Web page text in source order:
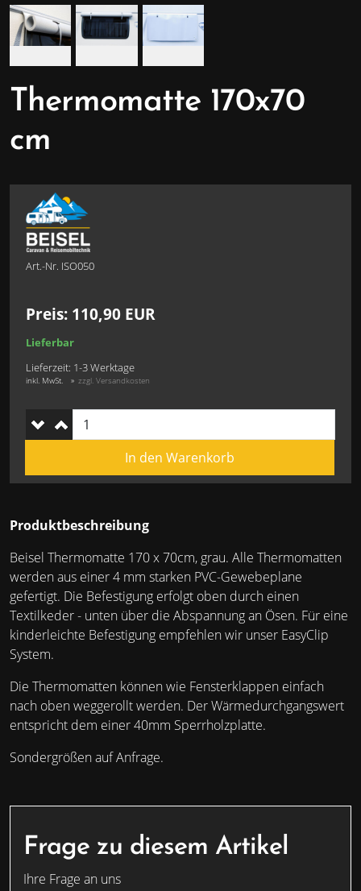
Thermomatte 170x70
cm
Art.-Nr. ISO050
Preis: 110,90 EUR
Lieferbar
Lieferzeit: 1-3 Werktage
inkl. MwSt. zzgl. Versandkosten
Produktbeschreibung
Beisel Thermomatte 170 x 70cm, grau. Alle Thermomatten
werden aus einer 4 mm starken PVC-Gewebeplane
gefertigt. Die Befestigung erfolgt oben durch einen
Textilkeder - unten über die Abspannung an Ösen. Für eine
kinderleichte Befestigung empfehlen wir unser EasyClip
System.
Die Thermomatten können wie Fensterklappen einfach
nach oben weggerollt werden. Der Wärmedurchgangswert
entspricht dem einer 40mm Sperrholzplatte.
Sondergrößen auf Anfrage.
Frage zu diesem Artikel
Ihre Frage an uns